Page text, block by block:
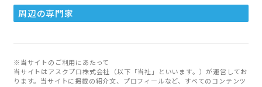
周辺の専門家
※当サイトのご利用にあたって
当サイトはアスクプロ株式会社（以下「当社」といいます。）が運営してお
ります。当サイトに掲載の紹介文、プロフィールなど、すべてのコンテンツ